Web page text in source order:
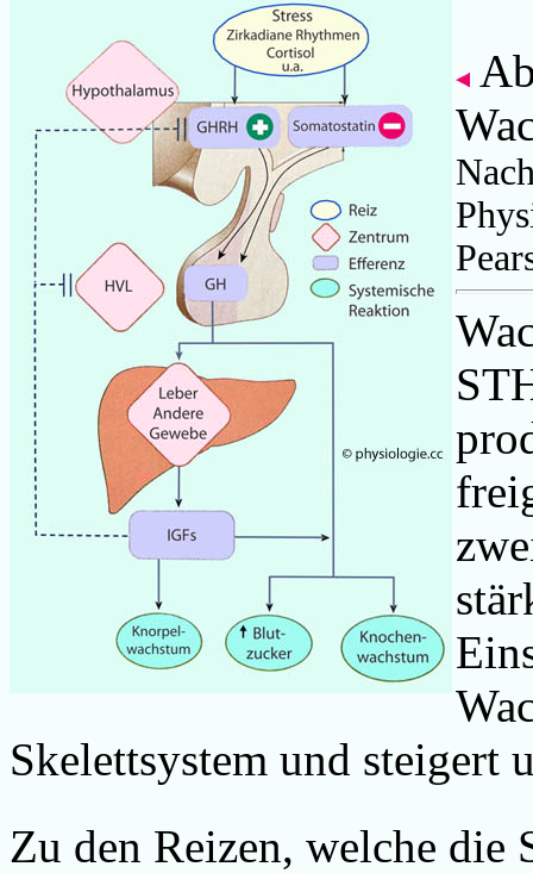
Skelettsystem und steigert
Zu den Reizen, welche